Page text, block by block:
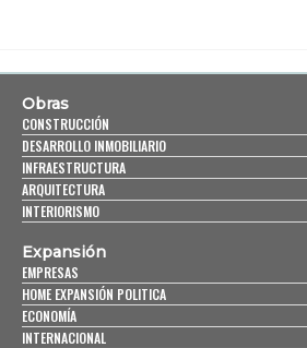
Obras
CONSTRUCCIÓN
DESARROLLO INMOBILIARIO
INFRAESTRUCTURA
ARQUITECTURA
INTERIORISMO
Expansión
EMPRESAS
HOME EXPANSIÓN POLITICA
ECONOMÍA
INTERNACIONAL